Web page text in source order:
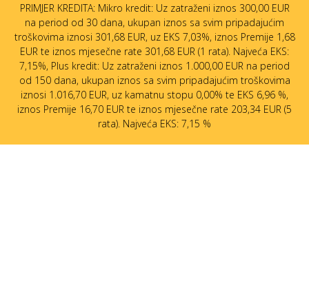
PRIMJER KREDITA: Mikro kredit: Uz zatraženi iznos 300,00 EUR
na period od 30 dana, ukupan iznos sa svim pripadajućim
troškovima iznosi 301,68 EUR, uz EKS 7,03%, iznos Premije 1,68
EUR te iznos mjesečne rate 301,68 EUR (1 rata). Najveća EKS:
7,15%, Plus kredit: Uz zatraženi iznos 1.000,00 EUR na period
od 150 dana, ukupan iznos sa svim pripadajućim troškovima
iznosi 1.016,70 EUR, uz kamatnu stopu 0,00% te EKS 6,96 %,
iznos Premije 16,70 EUR te iznos mjesečne rate 203,34 EUR (5
rata). Najveća EKS: 7,15 %